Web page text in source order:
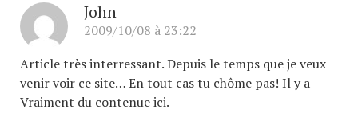
John
2009/10/08 à 23:22
Article très interressant. Depuis le temps que je veux
venir voir ce site… En tout cas tu chôme pas! Il y a
Vraiment du contenue ici.